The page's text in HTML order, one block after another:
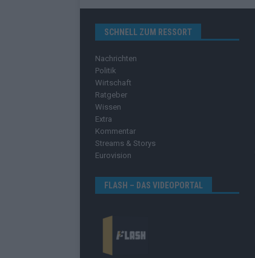
SCHNELL ZUM RESSORT
Nachrichten
Politik
Wirtschaft
Ratgeber
Wissen
Extra
Kommentar
Streams & Storys
Eurovision
FLASH – DAS VIDEOPORTAL